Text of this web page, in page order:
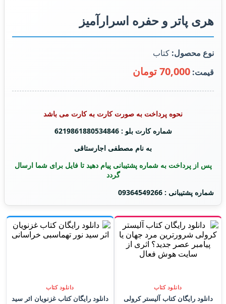
هری پاتر و حفره اسرارآمیز
نوع محصول: کتاب
قیمت: 70,000 تومان
نحوه پرداخت به صورت کارت به کارت می باشد
شماره کارت بلو : 6219861880534846
به نام مصطفی اجارستاقی
پس از پرداخت به شماره پشتیبانی پیام دهید تا فایل برای شما ارسال
گردد
شماره پشتیبانی : 09364549266
دانلود کتاب
دانلود رایگان کتاب آلیستر کرولی
دانلود کتاب
دانلود رایگان کتاب غزنویان اثر سید